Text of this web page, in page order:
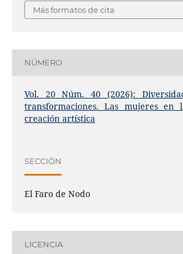
Más formatos de cita
NÚMERO
Vol. 20 Núm. 40 (2026):
transformaciones. Las mujeres en
creación artística
SECCIÓN
El Faro de Nodo
LICENCIA